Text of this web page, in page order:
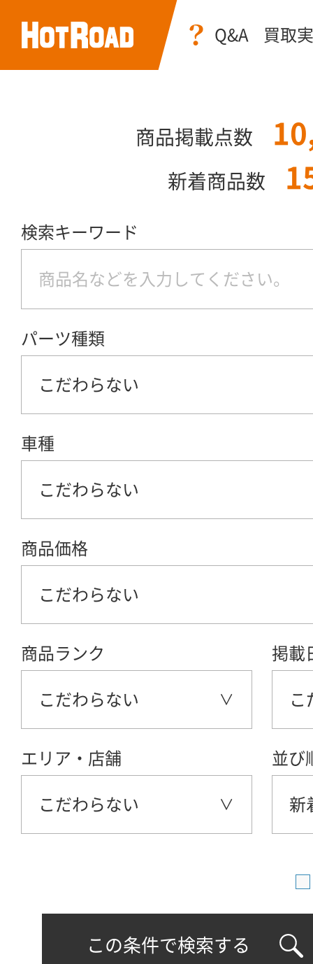
Q&A 買取
商品掲載点数
新着商品数
検索キーワード
パーツ種類
こだわらない
車種
こだわらない
商品価格
こだわらない
商品ランク
こだわらない
掲載
こ
エリア・店舗
こだわらない
並び
新
この条件で検索する